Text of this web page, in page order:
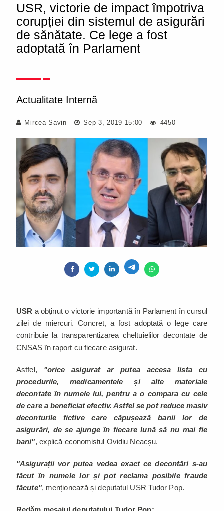
USR, victorie de impact împotriva
corupției din sistemul de asigurări
de sănătate. Ce lege a fost
adoptată în Parlament
Actualitate Internă
Mircea Savin Sep 3, 2019 15:00 4450
USR a obținut o victorie importantă în Parlament în cursul
zilei de miercuri. Concret, a fost adoptată o lege care
contribuie la transparentizarea cheltuielilor decontate de
CNSAS în raport cu fiecare asigurat.
Astfel, "orice asigurat ar putea accesa lista cu
procedurile, medicamentele și alte materiale
decontate în numele lui, pentru a o compara cu cele
de care a beneficiat efectiv. Astfel se pot reduce masiv
deconturile fictive care căpușează banii lor de
asigurări, de se ajunge în fiecare lună să nu mai fie
bani", explică economistul Ovidiu Neacșu.
"Asigurații vor putea vedea exact ce decontări s-au
făcut în numele lor și pot reclama posibile fraude
făcute", menționează și deputatul USR Tudor Pop.